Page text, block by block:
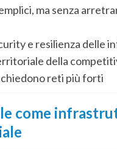
ma senza
e resilienza delle
della
reti più forti
come